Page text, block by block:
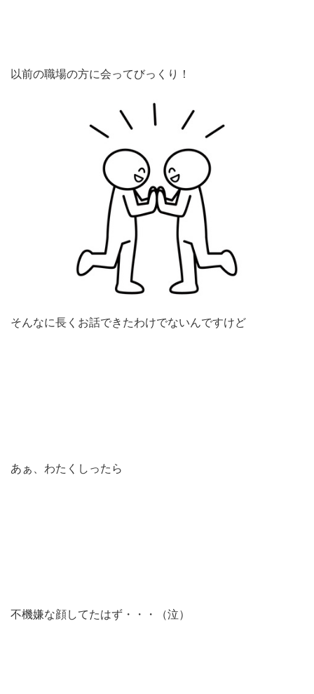
以前の職場の方に会ってびっくり！
そんなに長くお話できたわけでないんですけど
あぁ、わたくしったら
不機嫌な顔してたはず・・・（泣）